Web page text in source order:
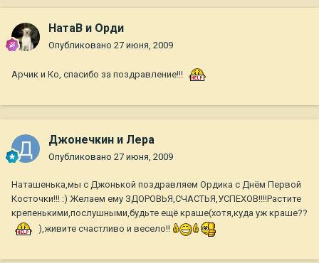
НатаВ и Орди
Опубликовано 27 июня, 2009
Арчик и Ко, спасибо за поздравление!!!
Джонечкин и Лера
Опубликовано 27 июня, 2009
Наташенька,мы с Джонькой поздравляем Ордика с Днём Первой
Косточки!!! :) Желаем ему ЗДОРОВЬЯ,СЧАСТЬЯ,УСПЕХОВ!!!!Растите
крепенькими,послушными,будьте ещё краше(хотя,куда уж краше??
),живите счастливо и весело!!